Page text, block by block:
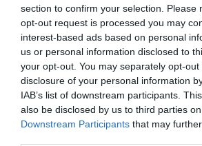
section to confirm your selection. Please
opt-out request is processed you may
interest-based ads based on personal
us or personal information disclosed to
your opt-out. You may separately opt-
disclosure of your personal information
IAB’s list of downstream participants.
also be disclosed by us to third parties
Downstream Participants that may
ΚΛΑΣΙΚΗ - ΟΠΕΡΑ
ΠΕΙΡΑΜΑΤΙΚΟ - MULTI SHOWS -
Newsletter
Κάθε βδομάδα στο e-mail σας τα
την Τέχνη και τον Πολιτισμό!